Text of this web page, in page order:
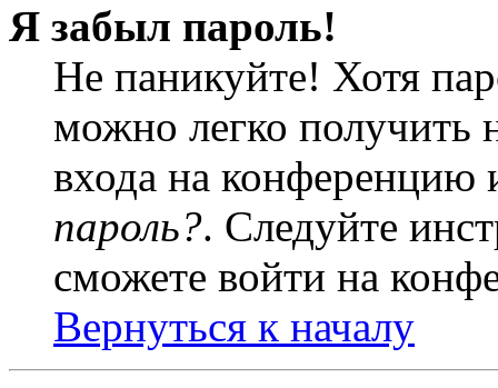
Я забыл пароль!
Не паникуйте! Хотя
можно легко получить
входа на
пароль?. Следуйте
сможете войти на
Вернуться к началу